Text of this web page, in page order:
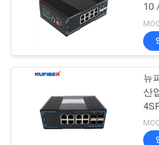
책
통제불능인
스위치
10
뉴
산
위